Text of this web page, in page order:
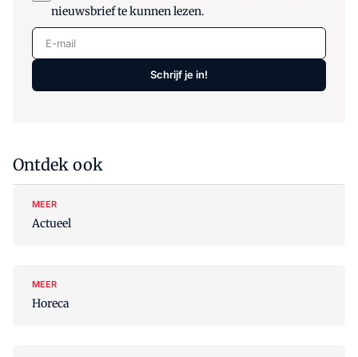
nieuwsbrief te kunnen lezen.
E-mail
Schrijf je in!
Ontdek ook
MEER
Actueel
MEER
Horeca